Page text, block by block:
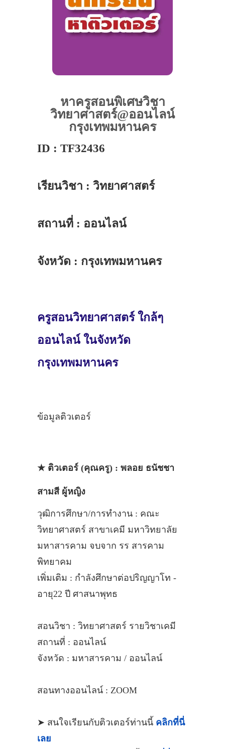
หาครูสอนพิเศษวิชา
วิทยาศาสตร์@ออนไลน์
กรุงเทพมหานคร
ID : TF32436
เรียนวิชา : วิทยาศาสตร์
สถานที่ : ออนไลน์
จังหวัด : กรุงเทพมหานคร
ครูสอนวิทยาศาสตร์ ใกล้ๆ
ออนไลน์ ในจังหวัด
กรุงเทพมหานคร
ข้อมูลติวเตอร์
★ ติวเตอร์ (คุณครู) : พลอย ธนัชชา
สามสี ผู้หญิง
วุฒิการศึกษา/การทำงาน : คณะ
วิทยาศาสตร์ สาขาเคมี มหาวิทยาลัย
มหาสารคาม จบจาก รร สารคาม
พิทยาคม
เพิ่มเติม : กำลังศึกษาต่อปริญญาโท -
อายุ22 ปี ศาสนาพุทธ
สอนวิชา : วิทยาศาสตร์ รายวิชาเคมี
สถานที่ : ออนไลน์
จังหวัด : มหาสารคาม / ออนไลน์
สอนทางออนไลน์ : ZOOM
➤ สนใจเรียนกับติวเตอร์ท่านนี้ คลิกที่นี่
เลย